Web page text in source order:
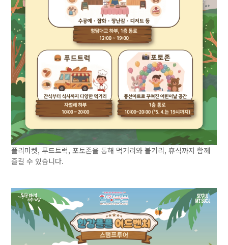
플리마켓, 푸드트럭, 포토존을 통해 먹거리와 볼거리, 휴식까지 함께
즐길 수 있습니다.